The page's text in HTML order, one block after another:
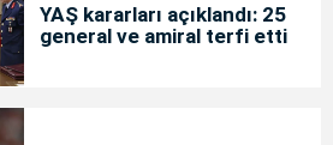
YAŞ kararları açıklandı: 25
general ve amiral terfi etti